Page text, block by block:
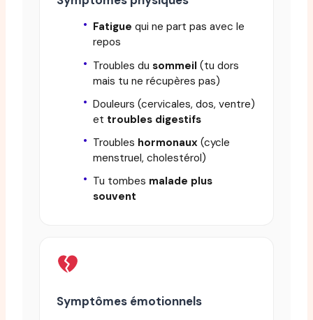
Fatigue qui ne part pas avec le
repos
Troubles du sommeil (tu dors
mais tu ne récupères pas)
Douleurs (cervicales, dos, ventre)
et troubles digestifs
Troubles hormonaux (cycle
menstruel, cholestérol)
Tu tombes malade plus
souvent
Symptômes émotionnels